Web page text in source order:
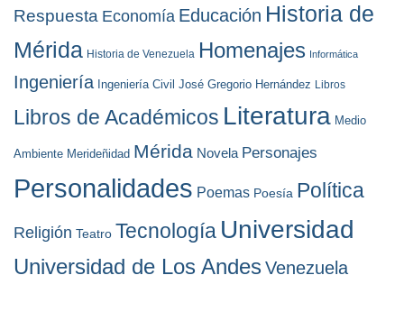
Respuesta Economía Educación Historia de
Mérida Historia de Venezuela Homenajes Informática
Ingeniería Ingeniería Civil José Gregorio Hernández Libros
Libros de Académicos Literatura Medio
Ambiente Merideñidad Mérida Novela Personajes
Personalidades Poemas Poesía Política
Religión Teatro Tecnología Universidad
Universidad de Los AndesVenezuela